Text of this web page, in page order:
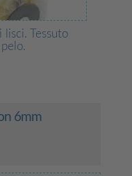
Tessuto
6mm